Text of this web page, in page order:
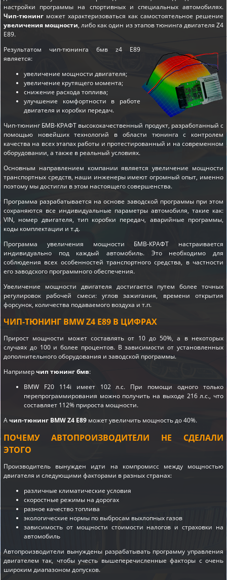
настройки программы на спортивных и специальных автомобилях.
Чип-тюнинг может характеризоваться как самостоятельное решение
увеличения мощности, либо как один из этаповтюнинга двигателя Z4
E89.
Результатом чип-тюнинга бмв z4 E89
является:
увеличение мощности двигателя;
увеличение крутящего момента;
снижение расхода топлива;
улучшение комфортности в работе
двигателя и коробки передач.
Чип-тюнинг БМВ-КРАФТ высококачественный продукт, разработанный с
помощью новейших технологий в области тюнинга с контролем
качества на всех этапах работы и протестированный и на современном
оборудовании, а также в реальный условиях.
Основным направлением компании является увеличение мощности
транспортных средств, наши инженеры имеют огромный опыт, именно
поэтому мы достигли в этом настоящего совершенства.
Программа разрабатывается на основе заводской программы при этом
сохраняются все индивидуальные параметры автомобиля, такие как:
VIN, номер двигателя, тип коробки передач, аварийные программы,
коды комплектации и т.д.
Программа увеличения мощности БМВ-КРАФТ настраивается
индивидуально под каждый автомобиль. Это необходимо для
соблюдения всех особенностей транспортного средства, в частности
его заводского программного обеспечения.
Увеличение мощности двигателя достигается путем более точных
регулировок рабочей смеси: углов зажигания, времени открытия
форсунок, количества подаваемого воздуха и т.п.
ЧИП-ТЮНИНГ BMW Z4 E89 В ЦИФРАХ
Прирост мощности может составлять от 10 до 50%, а в некоторых
случаях до 100 и более процентов. В зависимости от установленных
дополнительного оборудования и заводской программы.
Напримерчип тюнинг бмв:
BMW F20 114i имеет 102 л.с. При помощи одного только
перепрограммирования можно получить на выходе 216 л.с., что
составляет 112% прироста мощности.
Ачип-тюнинг BMW Z4 E89 может увеличить мощность до 40%.
ПОЧЕМУ АВТОПРОИЗВОДИТЕЛИ НЕ СДЕЛАЛИ
ЭТОГО
Производитель вынужден идти на компромисс между мощностью
двигателя и следующими факторами в разных странах:
различные климатические условия
скоростные режимы на дорогах
разное качество топлива
экологические нормы по выбросам выхлопных газов
зависимость от мощности стоимости налогов и страховки на
автомобиль
Автопроизводители вынуждены разрабатывать программу управления
двигателем так, чтобы учесть вышеперечисленные факторы с очень
широким диапазоном допусков.